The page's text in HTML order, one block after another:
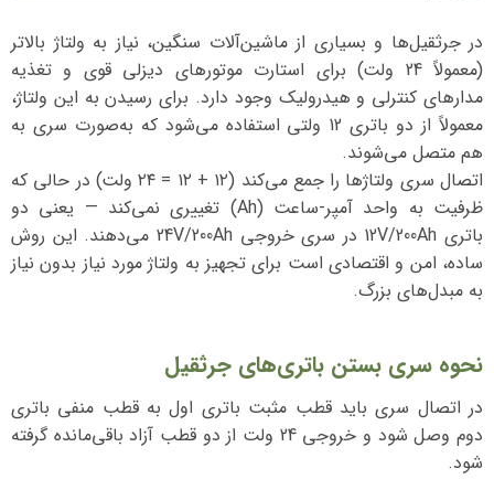
در جرثقیل‌ها و بسیاری از ماشین‌آلات سنگین، نیاز به ولتاژ بالاتر
(معمولاً 24 ولت) برای استارت موتورهای دیزلی قوی و تغذیه
مدارهای کنترلی و هیدرولیک وجود دارد. برای رسیدن به این ولتاژ،
معمولاً از دو باتری 12 ولتی استفاده می‌شود که به‌صورت سری به
هم متصل می‌شوند.
اتصال سری ولتاژها را جمع می‌کند (۱۲ + ۱۲ = ۲۴ ولت) در حالی که
ظرفیت به واحد آمپر-ساعت (Ah) تغییری نمی‌کند — یعنی دو
باتری 12V/200Ah در سری خروجی 24V/200Ah می‌دهند. این روش
ساده، امن و اقتصادی است برای تجهیز به ولتاژ مورد نیاز بدون نیاز
به مبدل‌های بزرگ.
نحوه سری بستن باتری‌های جرثقیل
در اتصال سری باید قطب مثبت باتری اول به قطب منفی باتری
دوم وصل شود و خروجی 24 ولت از دو قطب آزاد باقی‌مانده گرفته
شود.